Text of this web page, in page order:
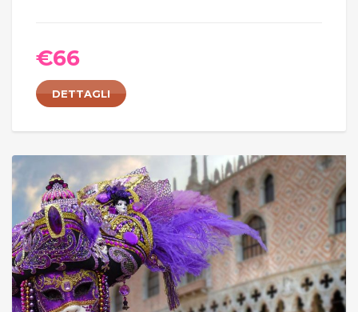
€66
DETTAGLI